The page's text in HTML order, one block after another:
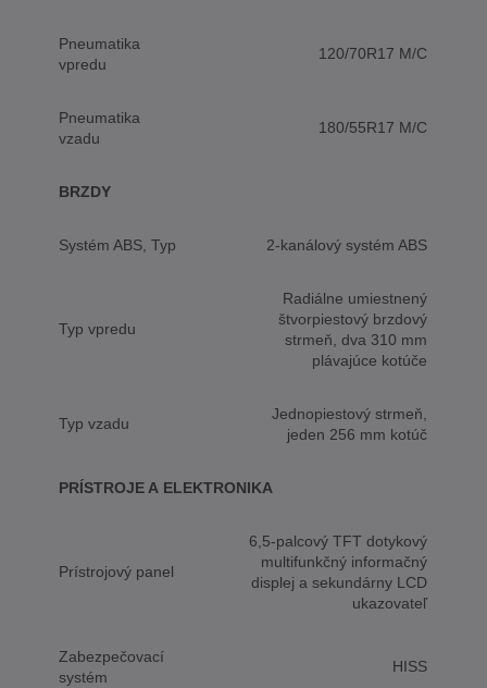
Pneumatika
vpredu
120/70R17 M/C
Pneumatika
vzadu
180/55R17 M/C
BRZDY
Systém ABS, Typ 2-kanálový systém ABS
Typ vpredu
Radiálne umiestnený
štvorpiestový brzdový
strmeň, dva 310 mm
plávajúce kotúče
Typ vzadu
Jednopiestový strmeň,
jeden 256 mm kotúč
PRÍSTROJE A ELEKTRONIKA
Prístrojový panel
6,5-palcový TFT dotykový
multifunkčný informačný
displej a sekundárny LCD
ukazovateľ
Zabezpečovací
systém
HISS